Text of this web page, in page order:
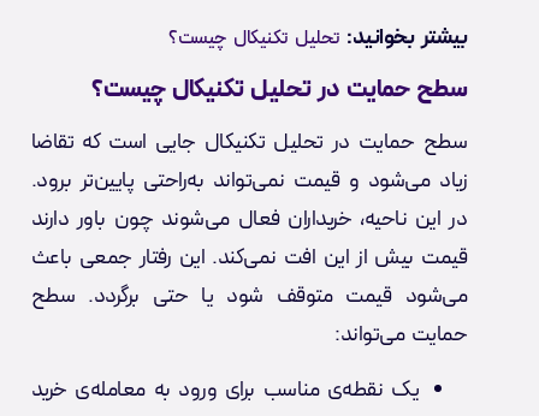
بیشتر بخوانید: تحلیل تکنیکال چیست؟
سطح حمایت در تحلیل تکنیکال چیست؟
سطح حمایت در تحلیل تکنیکال جایی است که تقاضا
زیاد می‌شود و قیمت نمی‌تواند به‌راحتی پایین‌تر برود.
در این ناحیه، خریداران فعال می‌شوند چون باور دارند
قیمت بیش از این افت نمی‌کند. این رفتار جمعی باعث
می‌شود قیمت متوقف شود یا حتی برگردد. سطح
حمایت می‌تواند:
یک نقطه‌ی مناسب برای ورود به معامله‌ی خرید